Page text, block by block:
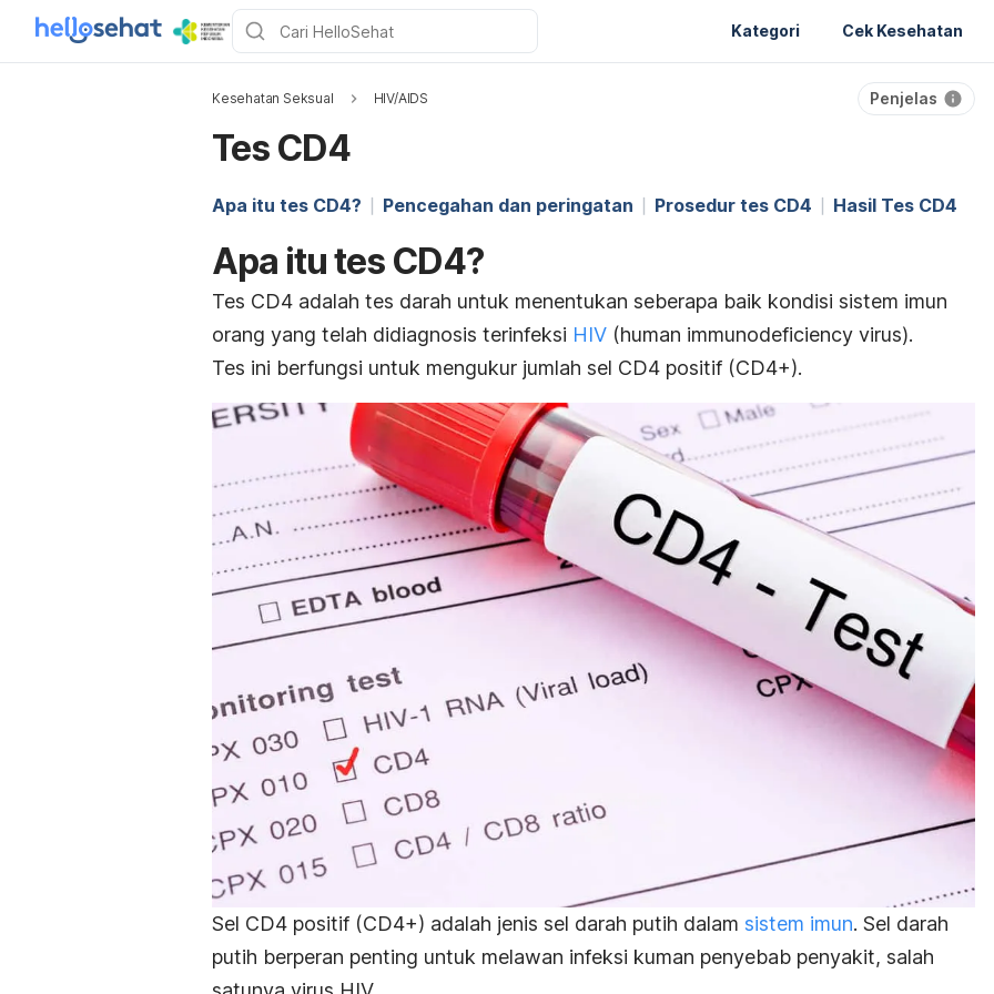
Kategori Cek Kesehatan
Kesehatan Seksual HIV/AIDS Penjelas
Tes CD4
Apa itu tes CD4? Pencegahan dan peringatan Prosedur tes CD4 Hasil Tes CD4
Apa itu tes CD4?
Tes CD4 adalah tes darah untuk menentukan seberapa baik kondisi sistem imun
orang yang telah didiagnosis terinfeksi HIV (human immunodeficiency virus).
Tes ini berfungsi untuk mengukur jumlah sel CD4 positif (CD4+).
Sel CD4 positif (CD4+) adalah jenis sel darah putih dalam sistem imun. Sel darah
putih berperan penting untuk melawan infeksi kuman penyebab penyakit, salah